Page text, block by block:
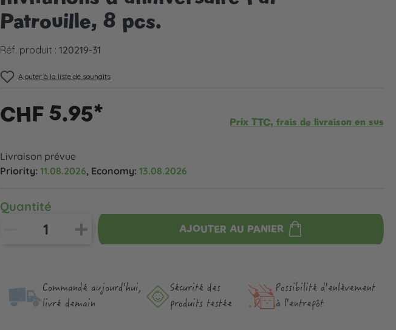
Patrouille, 8 pcs.
Réf. produit : 120219-31
Ajouter à la liste de souhaits
CHF 5.95* Prix TTC, frais de livraison en sus
Livraison prévue
Priority: 11.08.2026, Economy: 13.08.2026
Quantité
AJOUTER AU PANIER
Commandé aujourd'hui,
livré demain
Sécurité des
produits testée
Possibilité d'enlèvement
à l'entrepôt